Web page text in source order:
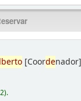
[Coordenador]